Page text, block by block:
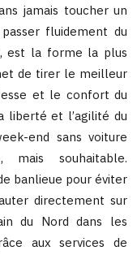
jamais toucher un
fluidement du
est la forme la plus
de tirer le meilleur
et le confort du
liberté et l’agilité du
end sans voiture
mais souhaitable.
banlieue pour éviter
directement sur
du Nord dans les
aux services de